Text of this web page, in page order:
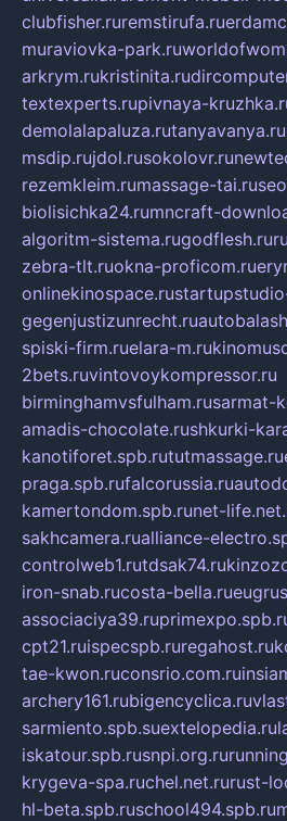
clubfisher.ruremstirufa.ru
muraviovka-park.ru
arkrym.rukristinita.ru
textexperts.rupivnaya-
demolalapaluza.rutanyavanya.ru
msdip.rujdol.rusokolovr.ru
rezemkleim.rumassage-tai.ru
biolisichka24.rumncraft-
algoritm-sistema.rugodflesh.ru
zebra-tlt.ruokna-proficom.ru
onlinekinospace.ru
gegenjustizunrecht.ru
spiski-firm.ruelara-m.ru
2bets.ruvintovoykompressor.ru
birminghamvsfulham.rusarmat-
amadis-chocolate.rushkurki-
kanotiforet.spb.rututmassage.ru
praga.spb.rufalcorussia.ru
kamertondom.spb.runet-
sakhcamera.rualliance-
controlweb1.rutdsak74.ru
iron-snab.rucosta-bella.ru
associaciya39.ru
cpt21.ruispecspb.ruregahost.ru
tae-kwon.ruconsrio.com.ru
archery161.rubigencyclica.ru
sarmiento.spb.suextelopedia.ru
iskatour.spb.rusnpi.org.ru
krygeva-spa.ruchel.net.rurust-
hl-beta.spb.ruschool494.spb.ru